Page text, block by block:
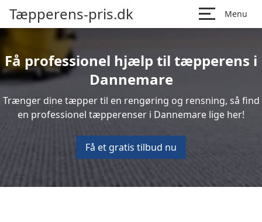
Tæpperens-pris.dk Menu
Få professionel hjælp til tæpperens i
Dannemare
Trænger dine tæpper til en rengøring og rensning, så find
en professionel tæpperenser i Dannemare lige her!
Få et gratis tilbud nu